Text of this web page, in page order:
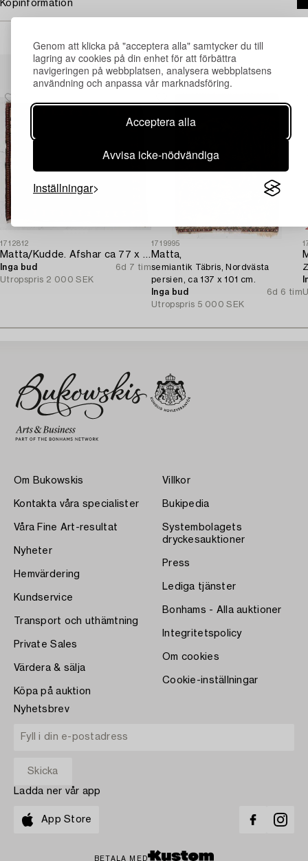
Genom att klicka på "acceptera alla" samtycker du till
lagring av cookies på din enhet för att förbättra
navigeringen på webbplatsen, analysera webbplatsens
användning och anpassa vår marknadsföring.
Acceptera alla
Avvisa icke-nödvändiga
Inställningar
Köpinformation
Andra har även tittat på
1712812
Matta/Kudde. Afshar ca 77 x 66 cm.
Inga bud
6d 7 tim
Utropspris 2 000 SEK
1719995
Matta,
semiantik Täbris, Nordvästa
persien, ca 137 x 101 cm.
Inga bud
6d 6 tim
Utropspris 5 000 SEK
Om Bukowskis
Kontakta våra specialister
Våra Fine Art-resultat
Nyheter
Hemvärdering
Kundservice
Transport och uthämtning
Private Sales
Värdera & sälja
Köpa på auktion
Villkor
Bukipedia
Systembolagets
dryckesauktioner
Press
Lediga tjänster
Bonhams - Alla auktioner
Integritetspolicy
Om cookies
Cookie-inställningar
Nyhetsbrev
Ladda ner vår app
App Store
BETALA MED